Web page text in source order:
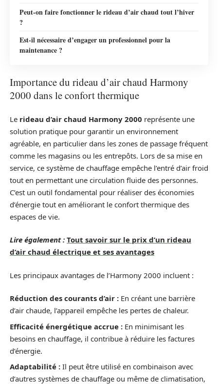
Peut-on faire fonctionner le rideau d’air chaud tout l’hiver
?
Est-il nécessaire d’engager un professionnel pour la
maintenance ?
Importance du rideau d’air chaud Harmony
2000 dans le confort thermique
Le rideau d’air chaud Harmony 2000 représente une
solution pratique pour garantir un environnement
agréable, en particulier dans les zones de passage fréquent
comme les magasins ou les entrepôts. Lors de sa mise en
service, ce système de chauffage empêche l’entré d’air froid
tout en permettant une circulation fluide des personnes.
C’est un outil fondamental pour réaliser des économies
d’énergie tout en améliorant le confort thermique des
espaces de vie.
Lire également : Tout savoir sur le prix d’un rideau
d’air chaud électrique et ses avantages
Les principaux avantages de l’Harmony 2000 incluent :
Réduction des courants d’air : En créant une barrière
d’air chaude, l’appareil empêche les pertes de chaleur.
Efficacité énergétique accrue : En minimisant les
besoins en chauffage, il contribue à réduire les factures
d’énergie.
Adaptabilité : Il peut être utilisé en combinaison avec
d’autres systèmes de chauffage ou même de climatisation,